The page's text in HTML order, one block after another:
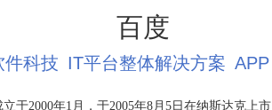
百度
件科技 IT平台整体解决方案 APP
于2000年1月，于2005年8月5日在纳斯达克上市